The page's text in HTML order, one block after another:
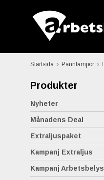
Startsida Pannlampor
Produkter
Nyheter
Månadens Deal
Extraljuspaket
Kampanj Extraljus
Kampanj